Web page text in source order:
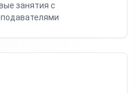
занятия с